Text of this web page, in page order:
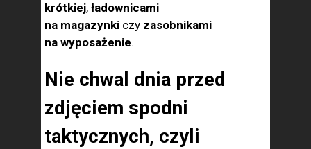
krótkiej, ładownicami
na magazynki czy zasobnikami
na wyposażenie.
Nie chwal dnia przed
zdjęciem spodni
taktycznych, czyli